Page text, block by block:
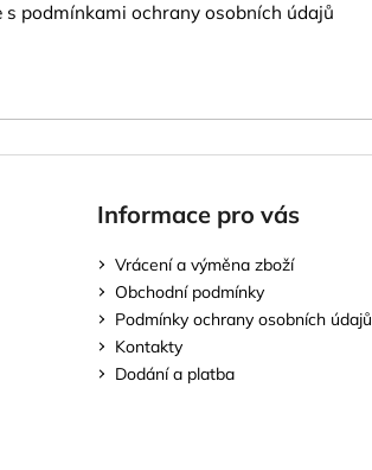
s podmínkami ochrany osobních údajů
Informace pro vás
Vrácení a výměna zboží
Obchodní podmínky
Podmínky ochrany osobních údajů
Kontakty
Dodání a platba